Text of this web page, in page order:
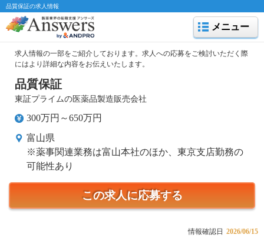
品質保証の求人情報
メニュー
求人情報の一部をご紹介しております。求人への応募をご検討いただく際
にはより詳細な内容をお伝えいたします。
品質保証
東証プライムの医薬品製造販売会社
300万円～650万円
富山県
※薬事関連業務は富山本社のほか、東京支店勤務の
可能性あり
この求人に応募する
情報確認日 2026/06/15